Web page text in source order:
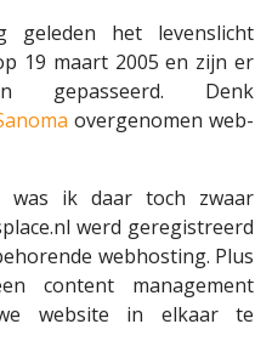
geleden het levenslicht
19 maart 2005 en zijn er
gepasseerd. Denk
overgenomen web-
was ik daar toch zwaar
werd geregistreerd
webhosting. Plus
content management
website in elkaar te